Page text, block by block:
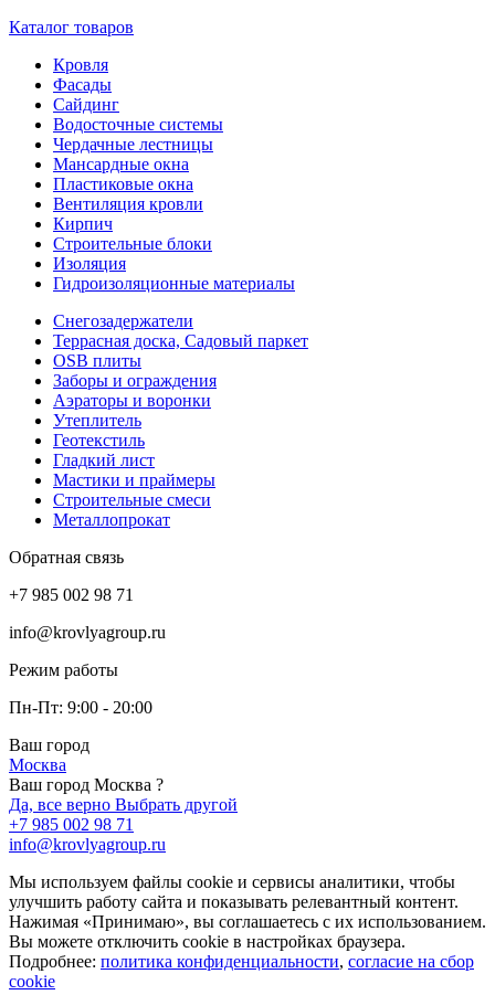
Каталог товаров
Кровля
Фасады
Сайдинг
Водосточные системы
Чердачные лестницы
Мансардные окна
Пластиковые окна
Вентиляция кровли
Кирпич
Строительные блоки
Изоляция
Гидроизоляционные материалы
Снегозадержатели
Террасная доска, Садовый паркет
OSB плиты
Заборы и ограждения
Аэраторы и воронки
Утеплитель
Геотекстиль
Гладкий лист
Мастики и праймеры
Строительные смеси
Металлопрокат
Обратная связь
+7 985 002 98 71
info@krovlyagroup.ru
Режим работы
Пн-Пт: 9:00 - 20:00
Ваш город
Москва
Ваш город Москва ?
Да, все верно Выбрать другой
+7 985 002 98 71
info@krovlyagroup.ru
Мы используем файлы cookie и сервисы аналитики, чтобы
улучшить работу сайта и показывать релевантный контент.
Нажимая «Принимаю», вы соглашаетесь с их использованием.
Вы можете отключить cookie в настройках браузера.
Подробнее: политика конфиденциальности, согласие на сбор
cookie